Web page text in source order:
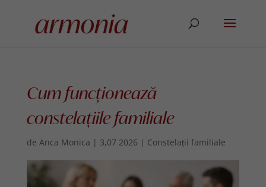
Cum funcționează
constelațiile familiale
de Anca Monica | 3,07 2026 | Constelații familiale